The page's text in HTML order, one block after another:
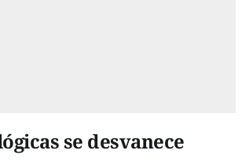
se desvanece